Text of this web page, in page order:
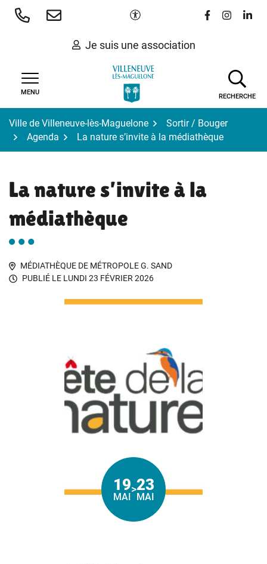
Aller
Paramètres d'accessibilité
Lien vers le
Lien vers
Lien
Je suis une association
MENU
RECHERCHE
Ville de Villeneuve-lès-Maguelone
Sortir / Bouger
Agenda
La nature s’invite à la médiathèque
La nature s’invite à la
médiathèque
MÉDIATHÈQUE DE MÉTROPOLE G. SAND
PUBLIÉ LE LUNDI 23 FÉVRIER 2026
Du
19
MAI
>
au
23
MAI